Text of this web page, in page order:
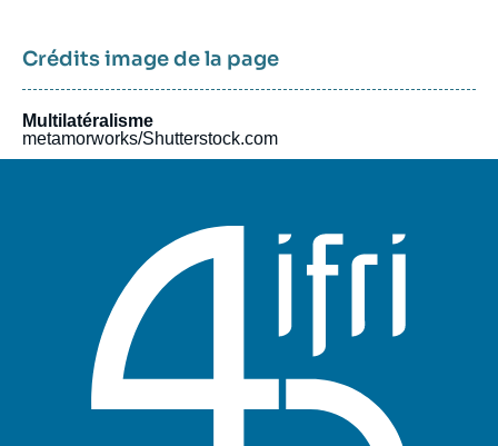
Crédits image de la page
Multilatéralisme
metamorworks/Shutterstock.com